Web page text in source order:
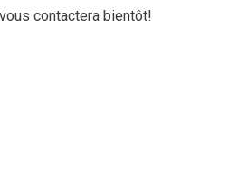
contactera bientôt!